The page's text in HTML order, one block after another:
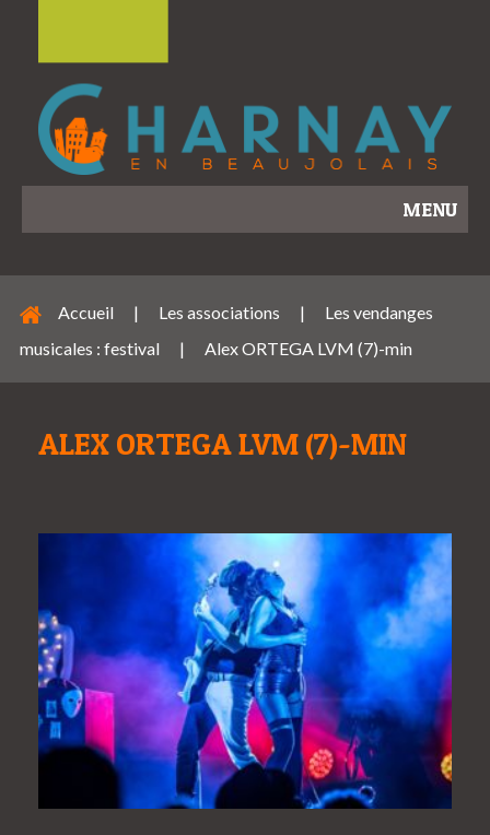
MENU
Accueil | Les associations |
Les vendanges
musicales : festival
| Alex ORTEGA LVM (7)-min
ALEX ORTEGA LVM (7)-MIN